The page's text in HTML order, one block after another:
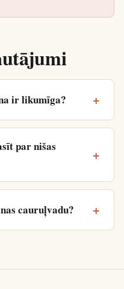
ir likumīga?
par nišas
cauruļvadu?